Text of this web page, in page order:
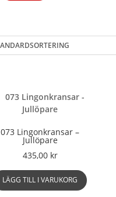
073 Lingonkransar –
Jullöpare
435,00 kr
LÄGG TILL I VARUKORG